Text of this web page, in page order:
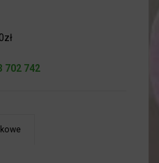
702 742